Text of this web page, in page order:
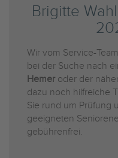
Brigitte
Wir vom Service-
bei der Suche nach
Hemer oder der
dazu noch hilfreiche
Sie rund um Prüfung
geeigneten
gebührenfrei.